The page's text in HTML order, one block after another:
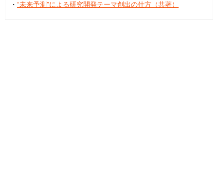
・ “未来予測”による研究開発テーマ創出の仕方（共著）